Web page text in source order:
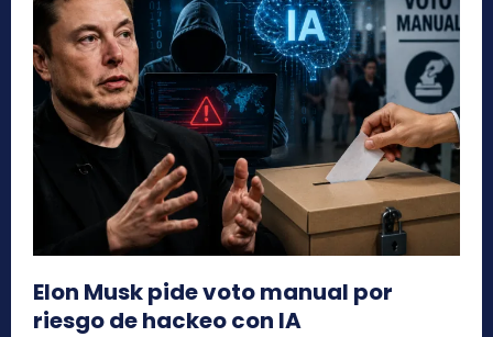
Elon Musk pide voto manual por
riesgo de hackeo con IA